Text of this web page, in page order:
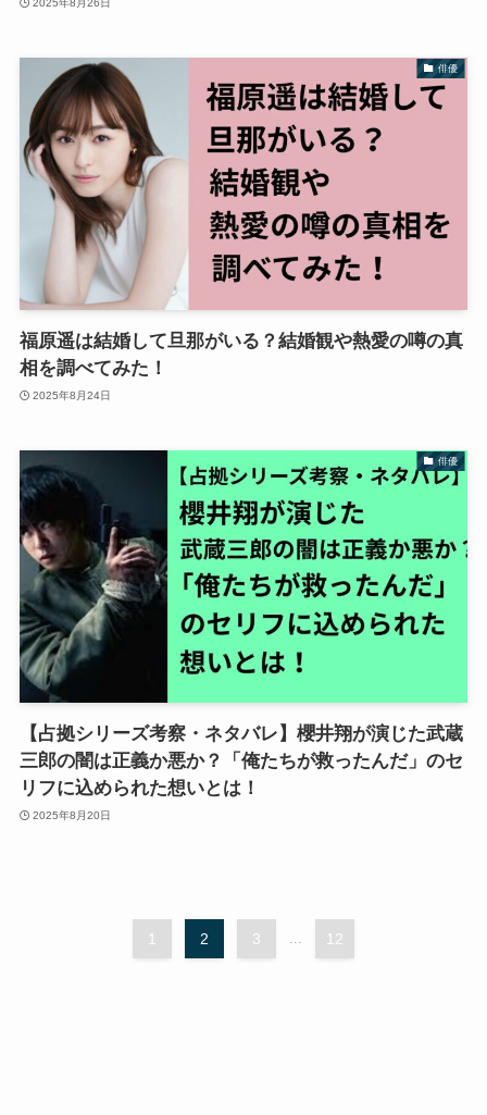
2025年8月26日
俳優
福原遥は結婚して旦那がいる？結婚観や熱愛の噂の真
相を調べてみた！
2025年8月24日
俳優
【占拠シリーズ考察・ネタバレ】櫻井翔が演じた武蔵
三郎の闇は正義か悪か？「俺たちが救ったんだ」のセ
リフに込められた想いとは！
2025年8月20日
1 2 3 ... 12